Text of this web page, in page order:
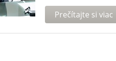
Prečítajte si viac